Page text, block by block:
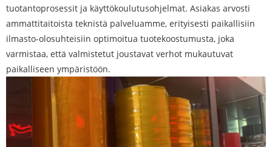
tuotantoprosessit ja käyttökoulutusohjelmat. Asiakas arvosti
ammattitaitoista teknistä palveluamme, erityisesti paikallisiin
ilmasto-olosuhteisiin optimoitua tuotekoostumusta, joka
varmistaa, että valmistetut joustavat verhot mukautuvat
paikalliseen ympäristöön.